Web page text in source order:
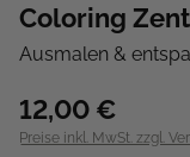
Coloring
Ausmalen &
12,00 €
Preise inkl. MwSt. zzgl.